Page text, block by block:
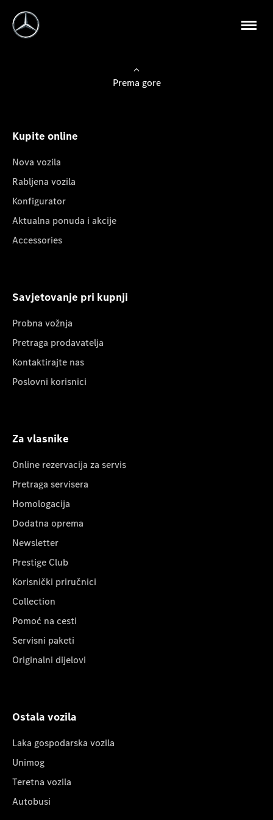
Prema gore
Kupite online
Nova vozila
Rabljena vozila
Konfigurator
Aktualna ponuda i akcije
Accessories
Savjetovanje pri kupnji
Probna vožnja
Pretraga prodavatelja
Kontaktirajte nas
Poslovni korisnici
Za vlasnike
Online rezervacija za servis
Pretraga servisera
Homologacija
Dodatna oprema
Newsletter
Prestige Club
Korisnički priručnici
Collection
Pomoć na cesti
Servisni paketi
Originalni dijelovi
Ostala vozila
Laka gospodarska vozila
Unimog
Teretna vozila
Autobusi